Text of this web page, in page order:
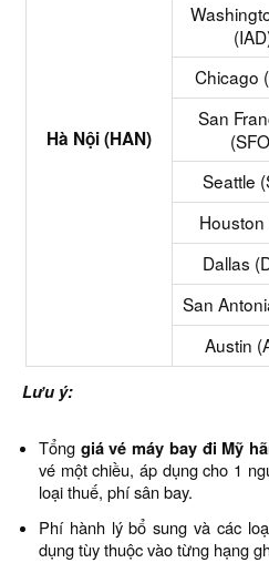
Hà Nội (HAN)
Chicago
San
Seattle
Houston
Dallas
San
Austin
Lưu ý:
Tổng giá vé máy bay đi Mỹ
vé một chiều, áp dụng cho 1
loại thuế, phí sân bay.
Phí hành lý bổ sung và các
dụng tùy thuộc vào từng hạng